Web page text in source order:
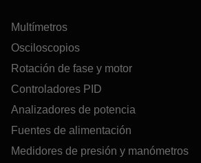
Multímetros
Osciloscopios
Rotación de fase y motor
Controladores PID
Analizadores de potencia
Fuentes de alimentación
Medidores de presión y manómetros